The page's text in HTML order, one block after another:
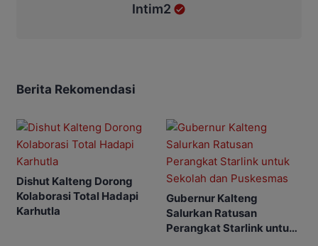
Intim2
Berita Rekomendasi
Dishut Kalteng Dorong
Kolaborasi Total Hadapi
Karhutla
Gubernur Kalteng
Salurkan Ratusan
Perangkat Starlink untuk